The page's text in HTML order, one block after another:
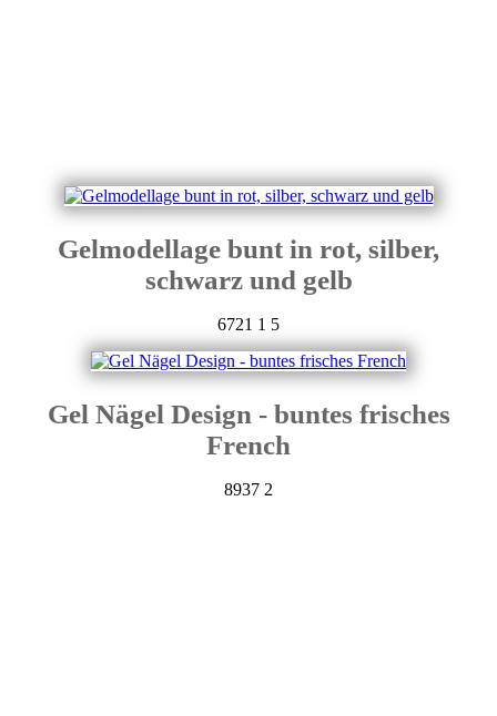
Gelmodellage bunt in rot, silber,
schwarz und gelb
6721 1 5
Gel Nägel Design - buntes frisches
French
8937 2